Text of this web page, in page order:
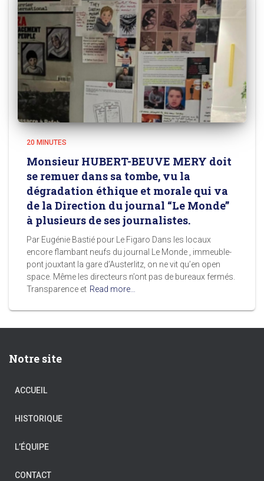
20 MINUTES
Monsieur HUBERT-BEUVE MERY doit
se remuer dans sa tombe, vu la
dégradation éthique et morale qui va
de la Direction du journal “Le Monde”
à plusieurs de ses journalistes.
Par Eugénie Bastié pour Le Figaro Dans les locaux
encore flambant neufs du journal Le Monde , immeuble-
pont jouxtant la gare d’Austerlitz, on ne vit qu’en open
space. Même les directeurs n’ont pas de bureaux fermés.
Transparence et Read more…
Notre site
ACCUEIL
HISTORIQUE
L’ÉQUIPE
CONTACT